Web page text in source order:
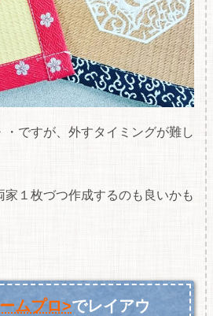
ですが、外すタイミングが難し
１枚づつ作成するのも良いかも
ムプロ>でレイアウ